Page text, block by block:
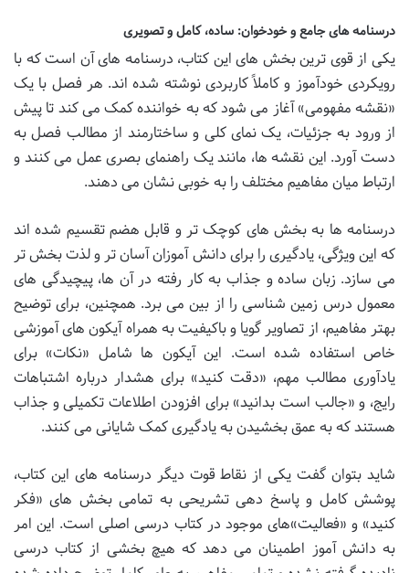
درسنامه های جامع و خودخوان: ساده، کامل و تصویری
یکی از قوی ترین بخش های این کتاب، درسنامه های آن است که با
رویکردی خودآموز و کاملاً کاربردی نوشته شده اند. هر فصل با یک
«نقشه مفهومی» آغاز می شود که به خواننده کمک می کند تا پیش
از ورود به جزئیات، یک نمای کلی و ساختارمند از مطالب فصل به
دست آورد. این نقشه ها، مانند یک راهنمای بصری عمل می کنند و
ارتباط میان مفاهیم مختلف را به خوبی نشان می دهند.
درسنامه ها به بخش های کوچک تر و قابل هضم تقسیم شده اند
که این ویژگی، یادگیری را برای دانش آموزان آسان تر و لذت بخش تر
می سازد. زبان ساده و جذاب به کار رفته در آن ها، پیچیدگی های
معمول درس زمین شناسی را از بین می برد. همچنین، برای توضیح
بهتر مفاهیم، از تصاویر گویا و باکیفیت به همراه آیکون های آموزشی
خاص استفاده شده است. این آیکون ها شامل «نکات» برای
یادآوری مطالب مهم، «دقت کنید» برای هشدار درباره اشتباهات
رایج، و «جالب است بدانید» برای افزودن اطلاعات تکمیلی و جذاب
هستند که به عمق بخشیدن به یادگیری کمک شایانی می کنند.
شاید بتوان گفت یکی از نقاط قوت دیگر درسنامه های این کتاب،
پوشش کامل و پاسخ دهی تشریحی به تمامی بخش های «فکر
کنید» و «فعالیت»های موجود در کتاب درسی اصلی است. این امر
به دانش آموز اطمینان می دهد که هیچ بخشی از کتاب درسی